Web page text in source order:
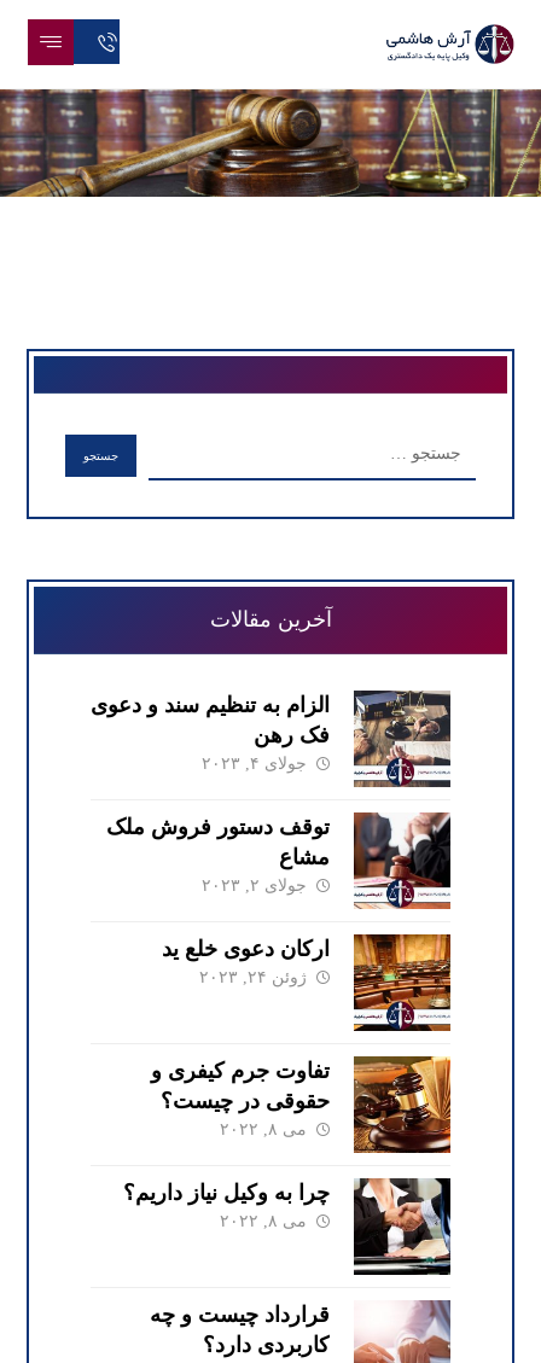
آخرین مقالات
الزام به تنظیم سند و دعوی
فک رهن
جولای ۴, ۲۰۲۳
توقف دستور فروش ملک
مشاع
جولای ۲, ۲۰۲۳
ارکان دعوی خلع ید
ژوئن ۲۴, ۲۰۲۳
تفاوت جرم کیفری و
حقوقی در چیست؟
می ۸, ۲۰۲۲
چرا به وکیل نیاز داریم؟
می ۸, ۲۰۲۲
قرارداد چیست و چه
کاربردی دارد؟